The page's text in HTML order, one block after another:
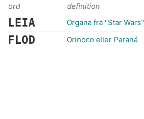
ord definition
LEIA Organa fra "Star Wars"
FLOD Orinoco eller Paraná